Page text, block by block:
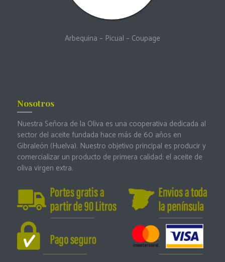
Arbequina – Picual – Coupage
Nosotros
Nuestra Señora de la Oliva es una cooperativa dedicada al
sector del aceite fundada hace más de 60 años en
Gibraleón (Huelva). Nuestro objetivo principal es producir y
comercializar un producto de primera calidad: el aceite de
oliva virgen extra.